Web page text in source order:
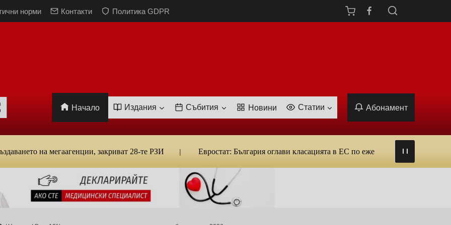
норми Контакти Политика GDPR
Начало Издания Събития Новини Статии Абонамент
на мегаагенции, закриват 28-те РЗИ Евростат: България оглави класацията в ЕС по ежедневна употреба на тютюн